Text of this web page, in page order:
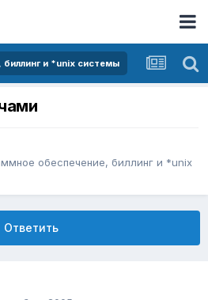
и *unix системы
обеспечение, биллинг и *unix
Ответить